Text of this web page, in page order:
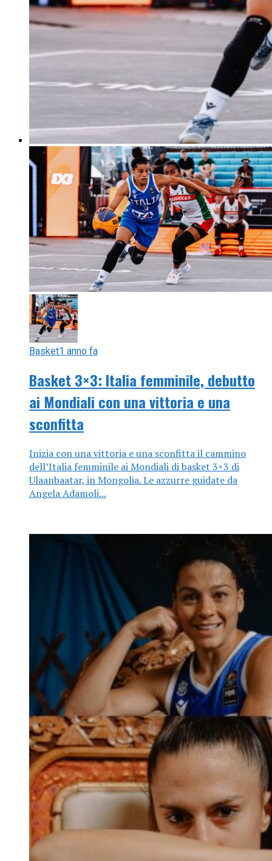
Basket1 anno fa
Basket 3×3: Italia femminile, debutto
ai Mondiali con una vittoria e una
sconfitta
Inizia con una vittoria e una sconfitta il cammino
dell’Italia femminile ai Mondiali di basket 3×3 di
Ulaanbaatar, in Mongolia. Le azzurre guidate da
Angela Adamoli...